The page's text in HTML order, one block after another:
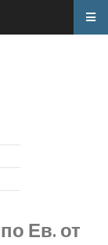
Ев. от